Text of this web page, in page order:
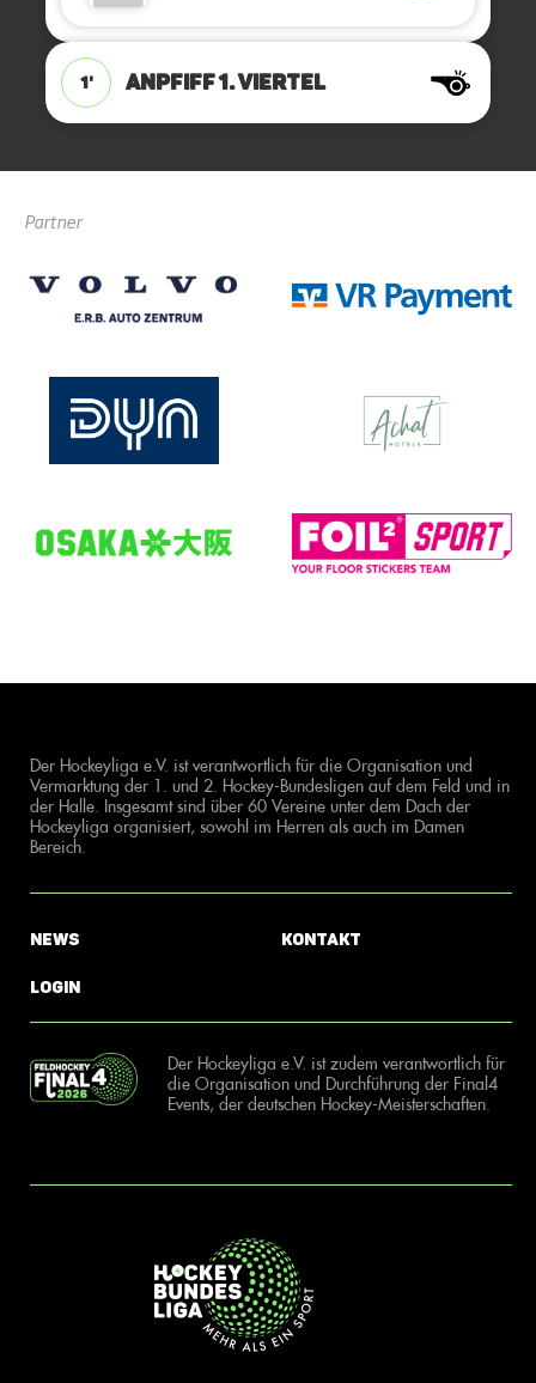
1' ANPFIFF 1. Viertel
Partner
Der Hockeyliga e.V. ist verantwortlich für die Organisation und
Vermarktung der 1. und 2. Hockey-Bundesligen auf dem Feld und in
der Halle. Insgesamt sind über 60 Vereine unter dem Dach der
Hockeyliga organisiert, sowohl im Herren als auch im Damen
Bereich.
News
Login
Kontakt
Der Hockeyliga e.V. ist zudem verantwortlich für
die Organisation und Durchführung der Final4
Events, der deutschen Hockey-Meisterschaften.